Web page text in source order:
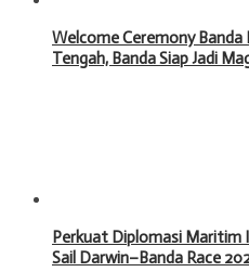
Welcome Ceremony Banda
Tengah, Banda Siap Jadi
Perkuat Diplomasi Maritim
Sail Darwin–Banda Race